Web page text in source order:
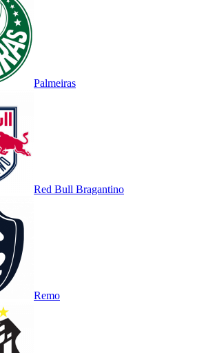
Palmeiras
Red Bull Bragantino
Remo